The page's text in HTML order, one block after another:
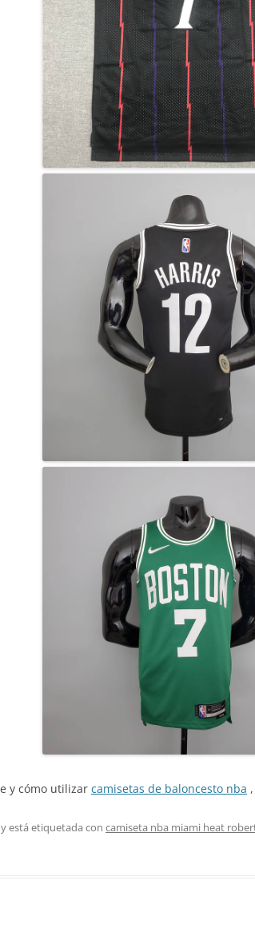
y cómo utilizar camisetas de baloncesto nba
y está etiquetada con camiseta nba miami heat